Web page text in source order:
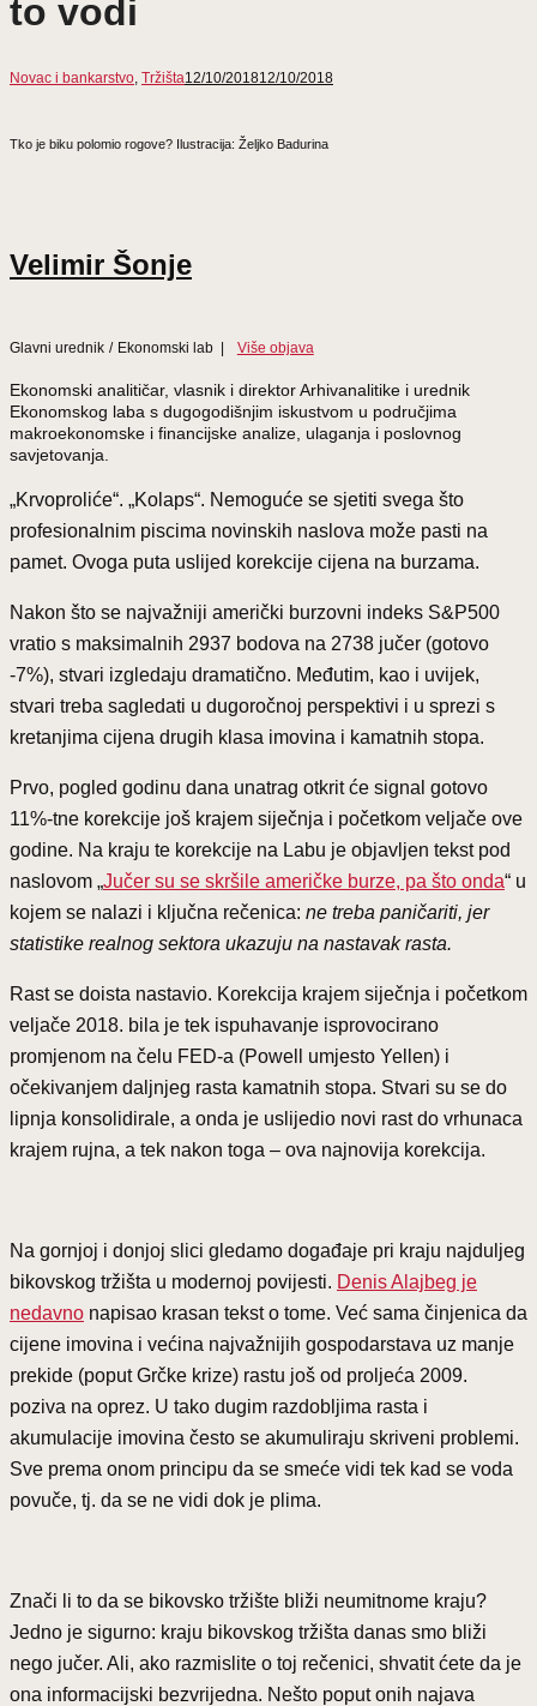
to vodi
Novac i bankarstvo, Tržišta12/10/201812/10/2018
Tko je biku polomio rogove? Ilustracija: Željko Badurina
Velimir Šonje
Glavni urednik / Ekonomski lab | Više objava
Ekonomski analitičar, vlasnik i direktor Arhivanalitike i urednik
Ekonomskog laba s dugogodišnjim iskustvom u područjima
makroekonomske i financijske analize, ulaganja i poslovnog
savjetovanja.
„Krvoproliće“. „Kolaps“. Nemoguće se sjetiti svega što
profesionalnim piscima novinskih naslova može pasti na
pamet. Ovoga puta uslijed korekcije cijena na burzama.
Nakon što se najvažniji američki burzovni indeks S&P500
vratio s maksimalnih 2937 bodova na 2738 jučer (gotovo
-7%), stvari izgledaju dramatično. Međutim, kao i uvijek,
stvari treba sagledati u dugoročnoj perspektivi i u sprezi s
kretanjima cijena drugih klasa imovina i kamatnih stopa.
Prvo, pogled godinu dana unatrag otkrit će signal gotovo
11%-tne korekcije još krajem siječnja i početkom veljače ove
godine. Na kraju te korekcije na Labu je objavljen tekst pod
naslovom „Jučer su se skršile američke burze, pa što onda“ u
kojem se nalazi i ključna rečenica: ne treba paničariti, jer
statistike realnog sektora ukazuju na nastavak rasta.
Rast se doista nastavio. Korekcija krajem siječnja i početkom
veljače 2018. bila je tek ispuhavanje isprovocirano
promjenom na čelu FED-a (Powell umjesto Yellen) i
očekivanjem daljnjeg rasta kamatnih stopa. Stvari su se do
lipnja konsolidirale, a onda je uslijedio novi rast do vrhunaca
krajem rujna, a tek nakon toga – ova najnovija korekcija.
Na gornjoj i donjoj slici gledamo događaje pri kraju najduljeg
bikovskog tržišta u modernoj povijesti. Denis Alajbeg je
nedavno napisao krasan tekst o tome. Već sama činjenica da
cijene imovina i većina najvažnijih gospodarstava uz manje
prekide (poput Grčke krize) rastu još od proljeća 2009.
poziva na oprez. U tako dugim razdobljima rasta i
akumulacije imovina često se akumuliraju skriveni problemi.
Sve prema onom principu da se smeće vidi tek kad se voda
povuče, tj. da se ne vidi dok je plima.
Znači li to da se bikovsko tržište bliži neumitnome kraju?
Jedno je sigurno: kraju bikovskog tržišta danas smo bliži
nego jučer. Ali, ako razmislite o toj rečenici, shvatit ćete da je
ona informacijski bezvrijedna. Nešto poput onih najava